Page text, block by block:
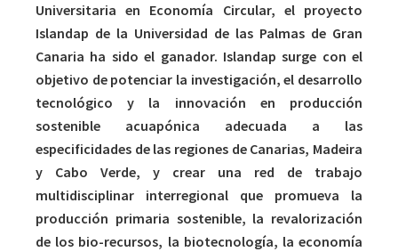
Universitaria en Economía Circular, el proyecto
Islandap de la Universidad de las Palmas de Gran
Canaria ha sido el ganador. Islandap surge con el
objetivo de potenciar la investigación, el desarrollo
tecnológico y la innovación en producción
sostenible acuapónica adecuada a las
especificidades de las regiones de Canarias, Madeira
y Cabo Verde, y crear una red de trabajo
multidisciplinar interregional que promueva la
producción primaria sostenible, la revalorización
de los bio-recursos, la biotecnología, la economía